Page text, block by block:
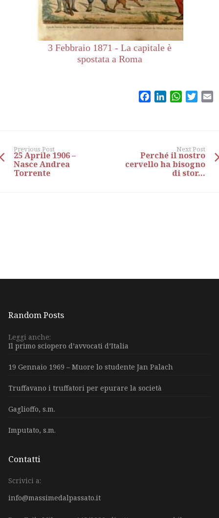
3 Febbraio 1871 - La capitale è
spostata a Roma
FacebookLinkedIn
Previous Post
25 Aprile 1906 –
Nasce Andrea
Torrente
Next Post
Perché il nostro
cervello ha bisogno
di stor...
Random Posts
Leggi anche:
Il primo sciopero d’avvocati d’Italia
19 Gennaio 1969 – Muore lo studente Jan Palach
Truffavano i truffatori per epurare la società
Gaglioffo, s.m.
Imputato, s.m.
Contatti
Scrivici a:
info@massimedalpassato.it